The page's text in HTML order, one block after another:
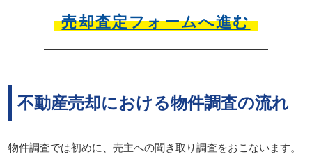
売却査定フォームへ進む
不動産売却における物件調査の流れ
物件調査では初めに、売主への聞き取り調査をおこないます。